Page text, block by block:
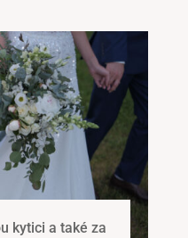
kytici a také za